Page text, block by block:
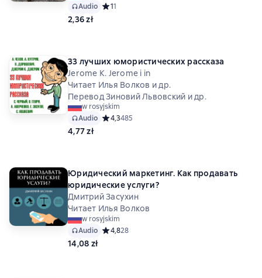
Audio Средний рейтинг 1 на основе 1 оценок
11
2,36 zł
33 лучших юмористических рассказа
Jerome K. Jerome i in
Читает Илья Волков и др.
Перевод Зиновий Львовский и др.
w rosyjskim
Audio Средний рейтинг 4,3 на основе 485 оценок
4,3485
4,77 zł
Юридический маркетинг. Как продавать
юридические услуги?
Дмитрий Засухин
Читает Илья Волков
w rosyjskim
Audio Средний рейтинг 4,8 на основе 28 оценок
4,828
14,08 zł